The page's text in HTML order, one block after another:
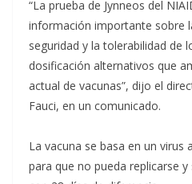
“La prueba de Jynneos del
información importante sobre
seguridad y la tolerabilidad de
dosificación alternativos que
actual de vacunas”, dijo el
Fauci, en un comunicado.
La vacuna se basa en un virus
para que no pueda replicarse